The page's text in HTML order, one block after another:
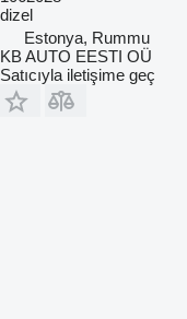
dizel
Estonya, Rummu
KB AUTO EESTI OÜ
Satıcıyla iletişime geç